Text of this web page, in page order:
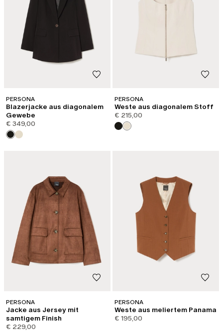
PERSONA
Blazerjacke aus diagonalem
Gewebe
€ 349,00
PERSONA
Weste aus diagonalem Stoff
€ 215,00
PERSONA
Jacke aus Jersey mit
samtigem Finish
€ 229,00
PERSONA
Weste aus meliertem Panama
€ 195,00